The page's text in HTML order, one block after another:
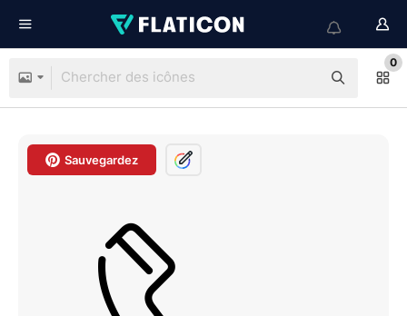
0
Sauvegardez